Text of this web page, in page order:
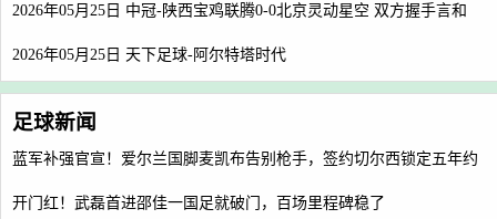
2026年05月25日 中冠-陕西宝鸡联腾0-0北京灵动星空 双方握手言和
2026年05月25日 天下足球-阿尔特塔时代
足球新闻
蓝军补强官宣！爱尔兰国脚麦凯布告别枪手，签约切尔西锁定五年约
开门红！武磊首进邵佳一国足就破门，百场里程碑稳了